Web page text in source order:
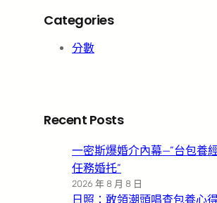
Categories
分數
Recent Posts
一密斯爆婚介內幕—”台包養
任務婚托”
2026 年 8 月 8 日
日照：敢領潮頭唱查包養心